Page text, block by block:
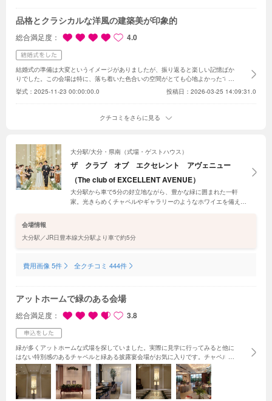
品格とクラシカルな洋風の建築美が印象的
総合満足度 4.0
結婚式の準備は大変というイメージがありましたが、振り返ると楽しい記憶ばか
りでした。この会場は特に、落ち着いた色合いの空間がとても心地よかったで
す。挙式のときは静かな空気の中で光が広がり、歩いていると自然と気持ちが整
っていく感じがしました。
デザートの時間も好評で、「ゆっくり楽しめた」と声
をかけてもらえたのがうれしかったです。
挙式： 2025-11-23 00:00:00.0 投稿日：2026-03-25 14:09:31.0
クチコミをさらに見る
大分駅/大分・県南（式場・ゲストハウス）
ザ クラブ オブ エクセレント アヴェニュー
（The club of EXCELLENT AVENUE）
大分駅から車で5分の好立地ながら、豊かな緑に囲まれた一軒
家。光きらめくチャペルやギャラリーのようなホワイエを備えた
会場情報
大分駅／JR日豊本線大分駅より車で約5分
費用画像 5件 全クチコミ 444件
アットホームで緑のある会場
総合満足度 3.8
緑が多くアットホームな式場を探していました。 実際に見学に行ってみると他に
はない特別感のあるチャペルと緑ある披露宴会場がお気に入りです。 チャペルは
正面の壁にサプライズで動画がながせるので感動的です。 披露宴会場は横長で新
郎新婦とゲストの距離がちかく、ガーデンもあるのでこれからの演出を考えるの
が楽しみです。
費用やプランについては細かく説明をして頂き、何度も質問をし
たのですが丁寧に対応して頂きました。成約前に確認しておいた方が良いポイン